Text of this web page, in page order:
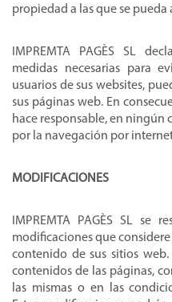
propiedad a las que se
IMPREMTA PAGÈS SL
medidas necesarias para
usuarios de sus websites,
sus páginas web. En
hace responsable, en ningún
por la navegación por
MODIFICACIONES
IMPREMTA PAGÈS SL se
modificaciones que
contenido de sus sitios
contenidos de las páginas,
las mismas o en las